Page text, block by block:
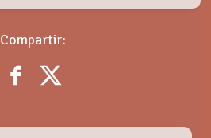
Compartir: